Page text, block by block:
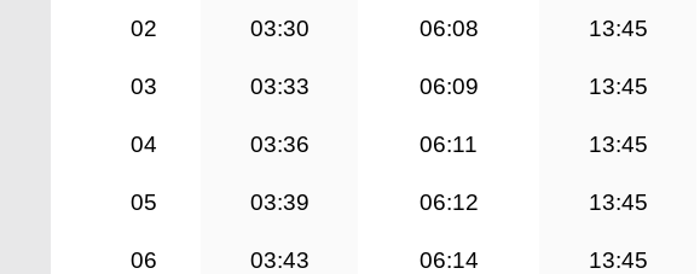
02 03:30 06:08 13:45
03 03:33 06:09 13:45
04 03:36 06:11 13:45
05 03:39 06:12 13:45
06 03:43 06:14 13:45